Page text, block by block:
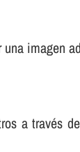
imagen
a través